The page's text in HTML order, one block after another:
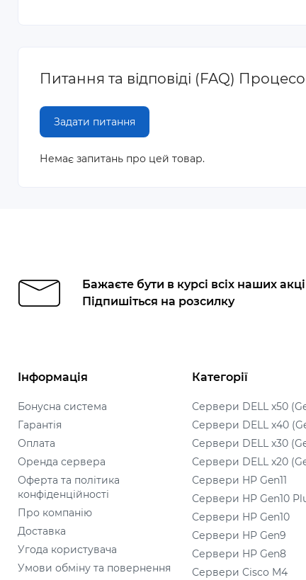
Питання та відповіді (FAQ)
Задати питання
Немає запитань про цей товар.
Бажаєте бути в курсі всіх наших
Підпишіться на розсилку
Інформація
Бонусна система
Гарантія
Оплата
Оренда сервера
Оферта та політика
конфіденційності
Про компанію
Доставка
Угода користувача
Умови обміну та повернення
Категорії
Сервери DELL x50
Сервери DELL x40
Сервери DELL x30
Сервери DELL x20
Сервери HP Gen11
Сервери HP Gen10
Сервери HP Gen10
Сервери HP Gen9
Сервери HP Gen8
Сервери Cisco M4